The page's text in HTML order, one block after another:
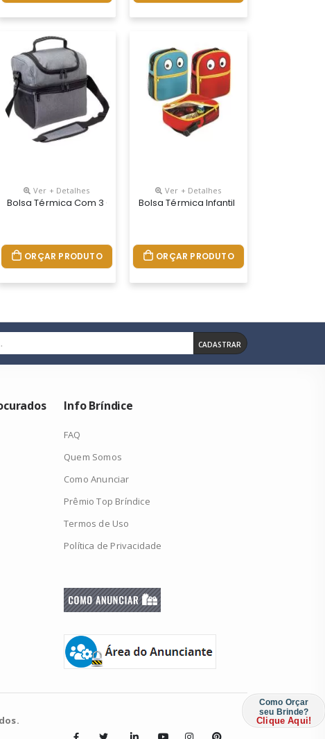
Ver + Detalhes
Bolsa Térmica Com 3 Compartimentos
ORÇAR PRODUTO
Ver + Detalhes
Bolsa Térmica Infantil
ORÇAR PRODUTO
CADASTRAR
Info Bríndice
FAQ
Quem Somos
Como Anunciar
Prêmio Top Bríndice
Termos de Uso
Política de Privacidade
Como Orçar
seu Brinde?
Clique Aqui!